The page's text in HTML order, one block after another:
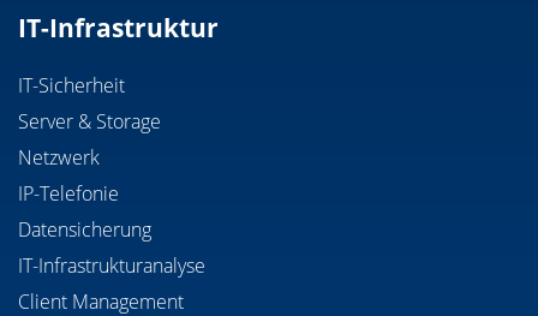
IT-Infrastruktur
IT-Sicherheit
Server & Storage
Netzwerk
IP-Telefonie
Datensicherung
IT-Infrastrukturanalyse
Client Management